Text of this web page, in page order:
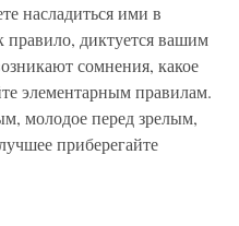
насладиться ими в
диктуется вашим
сомнения, какое
элементарным правилам.
молодое перед зрелым,
приберегайте